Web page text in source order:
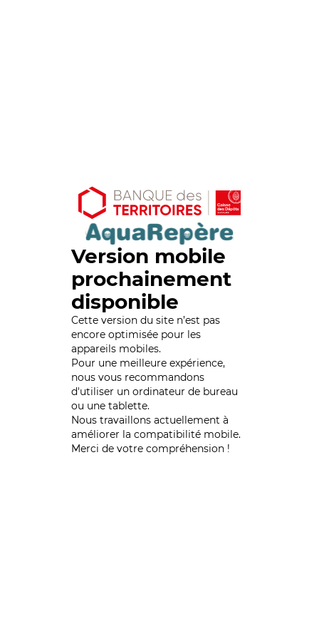
Version mobile
prochainement
disponible
Cette version du site n’est pas
encore optimisée pour les
appareils mobiles.
Pour une meilleure expérience,
nous vous recommandons
d'utiliser un ordinateur de bureau
ou une tablette.
Nous travaillons actuellement à
améliorer la compatibilité mobile.
Merci de votre compréhension !